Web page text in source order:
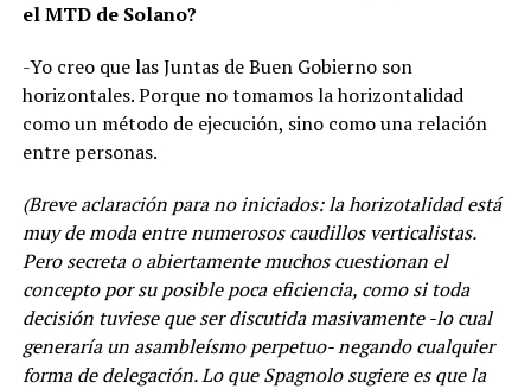
el MTD de Solano?
-Yo creo que las Juntas de Buen Gobierno son
horizontales. Porque no tomamos la horizontalidad
como un método de ejecución, sino como una relación
entre personas.
(Breve aclaración para no iniciados: la horizotalidad está
muy de moda entre numerosos caudillos verticalistas.
Pero secreta o abiertamente muchos cuestionan el
concepto por su posible poca eficiencia, como si toda
decisión tuviese que ser discutida masivamente -lo cual
generaría un asambleísmo perpetuo- negando cualquier
forma de delegación. Lo que Spagnolo sugiere es que la